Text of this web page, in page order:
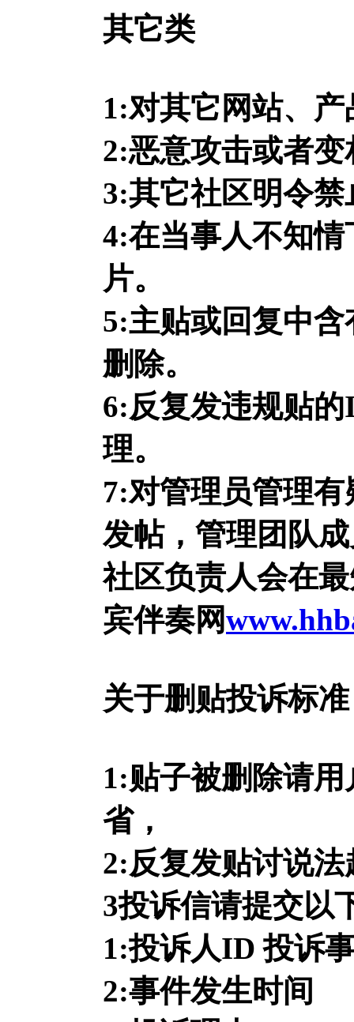
其它类
1:对其它网站、
2:恶意攻击或者
3:其它社区明令
4:在当事人不知
片。
5:主贴或回复中
删除。
6:反复发违规贴
理。
7:对管理员管理
发帖，管理团队
社区负责人会在
宾伴奏网
关于删贴投诉标准
1:贴子被删除请
省，
2:反复发贴讨说
3投诉信请提交以
1:投诉人ID 投诉
2:事件发生时间